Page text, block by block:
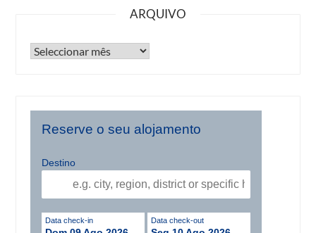
ARQUIVO
Reserve o seu alojamento
Destino
Data check-in Data check-out